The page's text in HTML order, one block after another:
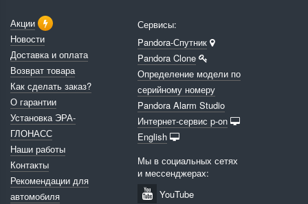
Акции
Новости
Доставка и оплата
Возврат товара
Как сделать заказ?
О гарантии
Установка ЭРА-
ГЛОНАСС
Наши работы
Контакты
Рекомендации для
автомобиля
Сервисы:
Pandora-Спутник
Pandora Clone
Определение модели по
серийному номеру
Pandora Alarm Studio
Интернет-сервис p-on
English
Мы в социальных сетях
и мессенджерах:
YouTube